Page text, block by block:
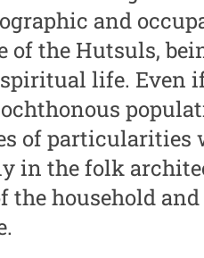
”Ioan
de Istorie a
- XXII /
Complet
Centrului de
Restaurare a
and
the Hutsuls,
life. Even
of particularities
in the folk
household